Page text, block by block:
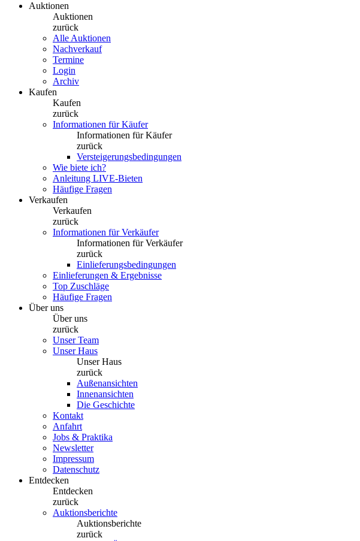
Auktionen
Auktionen
zurück
Alle Auktionen
Nachverkauf
Termine
Login
Archiv
Kaufen
Kaufen
zurück
Informationen für Käufer
Informationen für Käufer
zurück
Versteigerungsbedingungen
Wie biete ich?
Anleitung LIVE-Bieten
Häufige Fragen
Verkaufen
Verkaufen
zurück
Informationen für Verkäufer
Informationen für Verkäufer
zurück
Einlieferungsbedingungen
Einlieferungen & Ergebnisse
Top Zuschläge
Häufige Fragen
Über uns
Über uns
zurück
Unser Team
Unser Haus
Unser Haus
zurück
Außenansichten
Innenansichten
Die Geschichte
Kontakt
Anfahrt
Jobs & Praktika
Newsletter
Impressum
Datenschutz
Entdecken
Entdecken
zurück
Auktionsberichte
Auktionsberichte
zurück